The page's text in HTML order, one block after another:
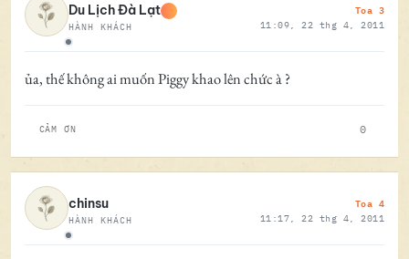
Ngoại tuyến
Du Lịch Đà Lạt
HÀNH KHÁCH
Toa 3
11:09, 22 thg 4, 2011
ủa, thế không ai muốn Piggy khao lên chức à ?
CẢM ƠN 0
Ngoại tuyến
chinsu
HÀNH KHÁCH
Toa 4
11:17, 22 thg 4, 2011